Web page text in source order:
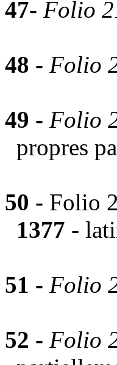
47- Folio
48 - Folio
49 - Folio
propres
50 - Folio
1377 -
51 - Folio
52 - Folio